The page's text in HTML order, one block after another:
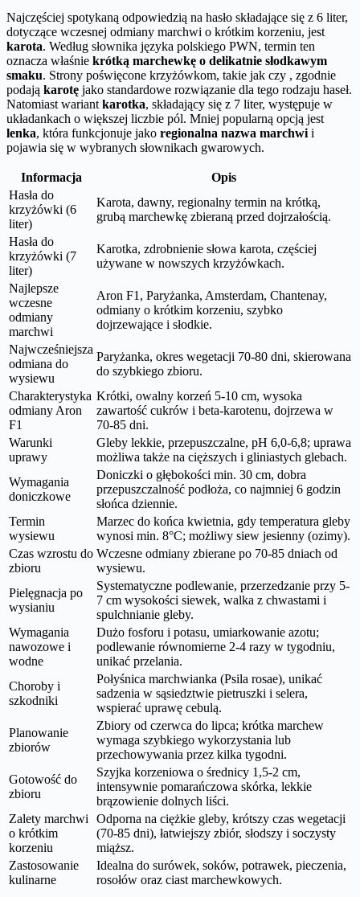
Najczęściej spotykaną odpowiedzią na hasło składające się z 6 liter,
dotyczące wczesnej odmiany marchwi o krótkim korzeniu, jest
karota. Według słownika języka polskiego PWN, termin ten
oznacza właśnie krótką marchewkę o delikatnie słodkawym
smaku. Strony poświęcone krzyżówkom, takie jak czy , zgodnie
podają karotę jako standardowe rozwiązanie dla tego rodzaju haseł.
Natomiast wariant karotka, składający się z 7 liter, występuje w
układankach o większej liczbie pól. Mniej popularną opcją jest
lenka, która funkcjonuje jako regionalna nazwa marchwi i
pojawia się w wybranych słownikach gwarowych.
Informacja
Opis
Hasła do
krzyżówki (6
liter)
Karota, dawny, regionalny termin na krótką,
grubą marchewkę zbieraną przed dojrzałością.
Hasła do
krzyżówki (7
liter)
Karotka, zdrobnienie słowa karota, częściej
używane w nowszych krzyżówkach.
Najlepsze
wczesne
odmiany
marchwi
Aron F1, Paryżanka, Amsterdam, Chantenay,
odmiany o krótkim korzeniu, szybko
dojrzewające i słodkie.
Najwcześniejsza
odmiana do
wysiewu
Paryżanka, okres wegetacji 70-80 dni, skierowana
do szybkiego zbioru.
Charakterystyka
odmiany Aron
F1
Krótki, owalny korzeń 5-10 cm, wysoka
zawartość cukrów i beta-karotenu, dojrzewa w
70-85 dni.
Warunki
uprawy
Gleby lekkie, przepuszczalne, pH 6,0-6,8; uprawa
możliwa także na cięższych i gliniastych glebach.
Wymagania
doniczkowe
Doniczki o głębokości min. 30 cm, dobra
przepuszczalność podłoża, co najmniej 6 godzin
słońca dziennie.
Termin
wysiewu
Marzec do końca kwietnia, gdy temperatura gleby
wynosi min. 8°C; możliwy siew jesienny (ozimy).
Czas wzrostu do
zbioru
Wczesne odmiany zbierane po 70-85 dniach od
wysiewu.
Pielęgnacja po
wysianiu
Systematyczne podlewanie, przerzedzanie przy 5-
7 cm wysokości siewek, walka z chwastami i
spulchnianie gleby.
Wymagania
nawozowe i
wodne
Dużo fosforu i potasu, umiarkowanie azotu;
podlewanie równomierne 2-4 razy w tygodniu,
unikać przelania.
Choroby i
szkodniki
Połyśnica marchwianka (Psila rosae), unikać
sadzenia w sąsiedztwie pietruszki i selera,
wspierać uprawę cebulą.
Planowanie
zbiorów
Zbiory od czerwca do lipca; krótka marchew
wymaga szybkiego wykorzystania lub
przechowywania przez kilka tygodni.
Gotowość do
zbioru
Szyjka korzeniowa o średnicy 1,5-2 cm,
intensywnie pomarańczowa skórka, lekkie
brązowienie dolnych liści.
Zalety marchwi
o krótkim
korzeniu
Odporna na ciężkie gleby, krótszy czas wegetacji
(70-85 dni), łatwiejszy zbiór, słodszy i soczysty
miąższ.
Zastosowanie
kulinarne
Idealna do surówek, soków, potrawek, pieczenia,
rosołów oraz ciast marchewkowych.